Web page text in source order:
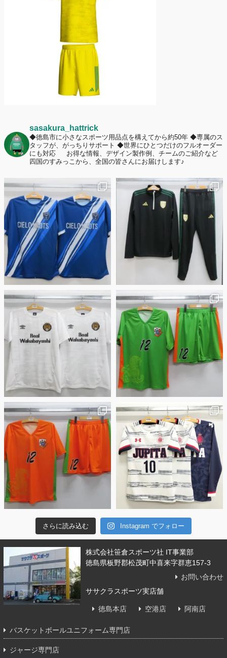
応援ユニフォーム、約53％が「会場に一体感があってよい」と回答。チ
ームへの愛情が伝わる応援スタイルとは？
sasakura_hattrick
◆徳島市に小さなスポーツ用品点を構えてから約50年 ◆専属のス
タッフが、がっちりサポート ◆世界にひとつだけのフルオーダー
にも対応
お得な情報、デザイン製作例、チームのご紹介など
四国のすみっこから、全国の皆さんにお届けします♪
さらに読み込む Instagram でフォロー
株式会社笹倉スポーツ社 IT事業部
徳島県板野郡松茂町中喜来字群恵157-3
お問い合わせ
ササクラスポーツ実店舗
徳島本店 空港店 阿南店
バスケットボールユニフォーム専門店
ジャージ専門店